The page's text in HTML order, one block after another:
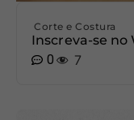
Corte e Costura
Inscreva-se no
0
7